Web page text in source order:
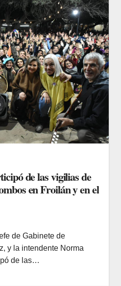
de las vigilias de
en Froilán y en el
de Gabinete de
y la intendente Norma
de las…